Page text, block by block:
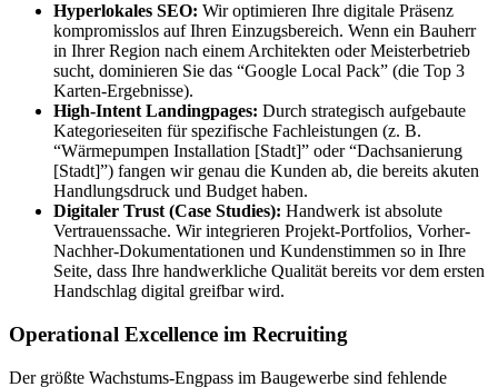
Hyperlokales SEO: Wir optimieren Ihre digitale Präsenz
kompromisslos auf Ihren Einzugsbereich. Wenn ein Bauherr
in Ihrer Region nach einem Architekten oder Meisterbetrieb
sucht, dominieren Sie das “Google Local Pack” (die Top 3
Karten-Ergebnisse).
High-Intent Landingpages: Durch strategisch aufgebaute
Kategorieseiten für spezifische Fachleistungen (z. B.
“Wärmepumpen Installation [Stadt]” oder “Dachsanierung
[Stadt]”) fangen wir genau die Kunden ab, die bereits akuten
Handlungsdruck und Budget haben.
Digitaler Trust (Case Studies): Handwerk ist absolute
Vertrauenssache. Wir integrieren Projekt-Portfolios, Vorher-
Nachher-Dokumentationen und Kundenstimmen so in Ihre
Seite, dass Ihre handwerkliche Qualität bereits vor dem ersten
Handschlag digital greifbar wird.
Operational Excellence im Recruiting
Der größte Wachstums-Engpass im Baugewerbe sind fehlende